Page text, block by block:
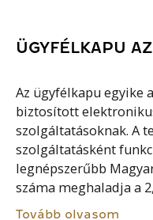
ÜGYFÉLKAPU
Az ügyfélkapu egyike
biztosított
szolgáltatásoknak. A
szolgáltatásként
legnépszerűbb
száma meghaladja a
Tovább olvasom